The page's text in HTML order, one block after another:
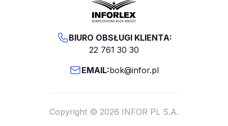
BIURO OBSŁUGI KLIENTA:
22 761 30 30
EMAIL:bok@infor.pl
Copyright © 2026 INFOR PL S.A.